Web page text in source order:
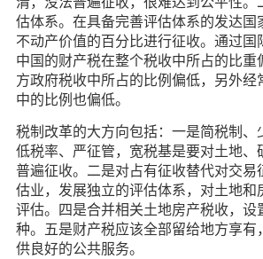
估体系。在具备完善评估体系的发达国
不动产价值的百分比进行征收。通过国
中国的财产税在整个税收中所占的比
方政府税收中所占的比例偏低，另外经
中的比例也偏低。
税制改革的大方向包括：一是简税制、
低税率、严征管，宽税基是要对土地、
普遍征收。二是对占有征收替代对交易
估业，发展独立的评估体系，对土地和
评估。四是合并相关土地房产税收，设
种。五是财产税应该全部留给地方享有
供良好的公共服务。